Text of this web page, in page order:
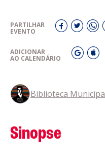
PARTILHAR
EVENTO
ADICIONAR
AO CALENDÁRIO
Biblioteca
Sinopse